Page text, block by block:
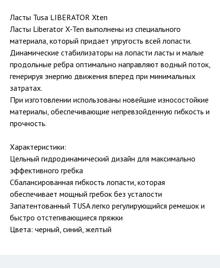
Ласты Tusa LIBERATOR Xten
Ласты Liberator X-Ten выполнены из специального
материала, который придает упругость всей лопасти.
Динамические стабилизаторы на лопасти ласты и малые
продольные ребра оптимально направляют водный поток,
генерируя энергию движения вперед при минимальных
затратах.
При изготовлении использованы новейшие износостойкие
материалы, обеспечивающие непревзойденную гибкость и
прочность.
Характеристики:
Цельный гидродинамический дизайн для максимально
эффективного гребка
Сбалансированная гибкость лопасти, которая
обеспечивает мощный гребок без усталости
Запатентованный TUSA легко регулирующийся ремешок и
быстро отстегивающиеся пряжки
Цвета: черный, синий, желтый